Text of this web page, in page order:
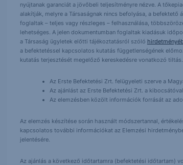
nyújtanak garanciát a jövőbeli teljesítményre nézve. A
alakítják, melyre a Társaságnak nincs befolyása, a
foglaltak – teljes vagy részleges – felhasználása,
lehetséges. A jelen dokumentumban foglaltak kiadásuk
a Társaság ügyletek előtti tájékoztatásról szóló
a befektetéssel kapcsolatos kutatás függetlenségének
kutatás terjesztését megelőző kereskedésre vonatkozó tiltás.
Az Erste Befektetési Zrt. felügyeleti szerve a
Az ajánlást az Erste Befektetési Zrt. a
Az elemzésben közölt információk forrását az
Az elemzés készítése során használt módszertannal,
kapcsolatos további információkat az Elemzési
jelentésére.
Az ajánlás a következő időtartamra (befektetési időtartam)